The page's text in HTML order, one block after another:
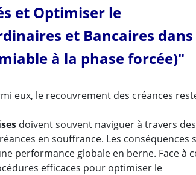
et Optimiser le
et Bancaires dans
à la phase forcée)"
eux, le recouvrement des créances
doivent souvent naviguer à travers
en souffrance. Les conséquences
performance globale en berne. Face à
efficaces pour optimiser le